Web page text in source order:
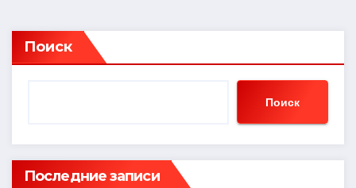
Поиск
Поиск
Последние записи